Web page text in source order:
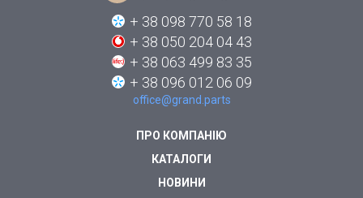
ПРО КОМПАНІЮ
КАТАЛОГИ
НОВИНИ
+ 38 098 770 58 18
+ 38 050 204 04 43
+ 38 063 499 83 35
+ 38 096 012 06 09
office@grand.parts